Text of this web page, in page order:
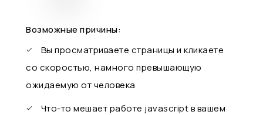
Возможные причины:
Вы просматриваете страницы и кликаете
со скоростью, намного превышающую
ожидаемую от человека
Что-то мешает работе javascript в вашем